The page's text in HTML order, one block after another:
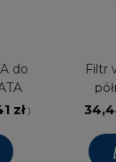
do
zł)
Filtr